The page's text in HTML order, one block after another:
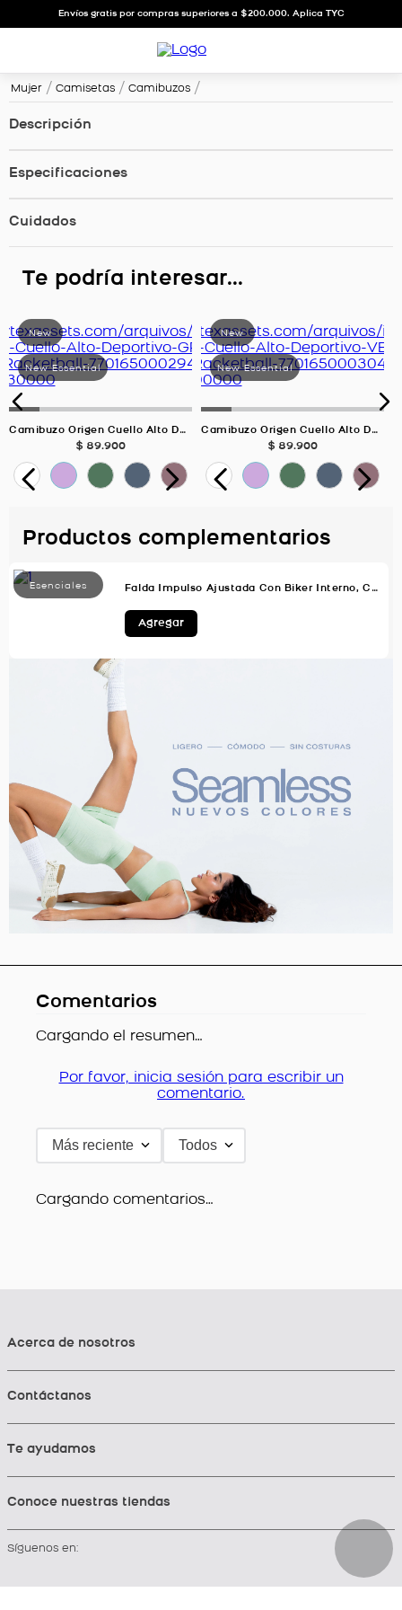
Envíos gratis por compras superiores a $200.000. Aplica TYC
Mujer Camisetas Camibuzos
Descripción
Especificaciones
Cuidados
Te podría interesar...
Camibuzo Origen Cuello Alto Deportivo, Color GRIS GRAFITO Para Mujer
$ 89.900
Camibuzo Origen Cuello Alto Deportivo, Color VERDE SALVIA Para Mujer
$ 89.900
Productos complementarios
Falda Impulso Ajustada Con Biker Interno, Color Uva Para Mujer
Agregar
Comentarios
Cargando el resumen…
Por favor, inicia sesión para escribir un
comentario.
Más reciente Todos
Cargando comentarios…
Acerca de nosotros
Contáctanos
Te ayudamos
Conoce nuestras tiendas
Síguenos en: